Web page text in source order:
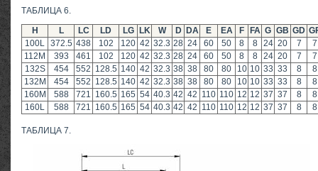
ТАБЛИЦА 6.
Н
L LC LD LG LK W D DA E EA F FA G GB GD
100L
372.5 438 102 120 42 32.3 28 24 60 50 8 8 24 20 7
7
112M
393 461 102 120 42 32.3 28 24 60 50 8 8 24 20 7
7
132S
454 552 128.5 140 42 32.3 38 38 80 80 10 10 33 33 8
8
132M
454 552 128.5 140 42 32.3 38 38 80 80 10 10 33 33 8
8
160M
588 721 160.5 165 54 40.3 42 42 110 110 12 12 37 37 8
8
160L
588 721 160.5 165 54 40.3 42 42 110 110 12 12 37 37 8 8
ТАБЛИЦА 7.